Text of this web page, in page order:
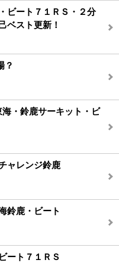
ビート７１ＲＳ・２分
ベスト更新！
？
・鈴鹿サーキット・ビ
ャレンジ鈴鹿
鈴鹿・ビート
ート７１ＲＳ